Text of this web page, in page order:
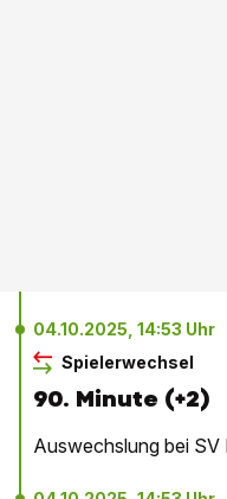
04.10.2025, 14:53 Uhr
Spielerwechsel
90. Minute (+2)
Auswechslung bei